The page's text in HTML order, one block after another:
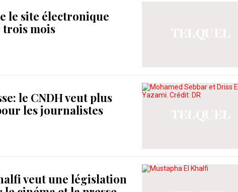
le site électronique
mois
le CNDH veut plus
les journalistes
veut une législation